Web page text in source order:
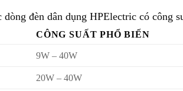
đèn dân dụng HPElectric có công
CÔNG SUẤT PHỔ BIẾN
9W – 40W
20W – 40W